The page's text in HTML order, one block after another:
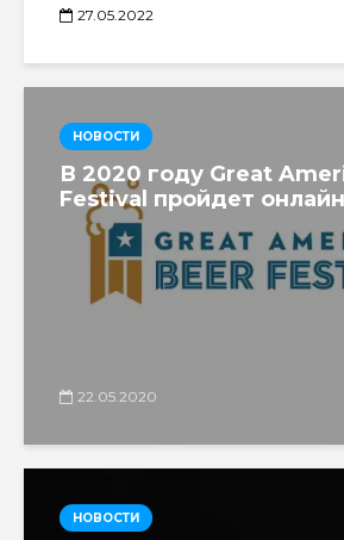
27.05.2022
НОВОСТИ
В 2020 году Great
Festival пройдет онлайн
22.05.2020
НОВОСТИ